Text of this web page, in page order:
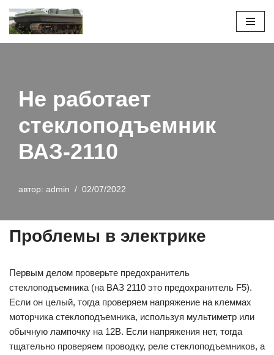
Перейти
Не работает
стеклоподъемник
ВАЗ-2110
автор: admin 02/07/2022
Проблемы в электрике
Первым делом проверьте предохранитель
стеклоподъемника (на ВАЗ 2110 это предохранитель F5).
Если он целый, тогда проверяем напряжение на клеммах
моторчика стеклоподъемника, используя мультиметр или
обычную лампочку на 12В. Если напряжения нет, тогда
тщательно проверяем проводку, реле стеклоподъемников, а